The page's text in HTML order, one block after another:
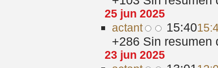
25 jun 2025
actant 15:40
+286 Sin resumen
23 jun 2025